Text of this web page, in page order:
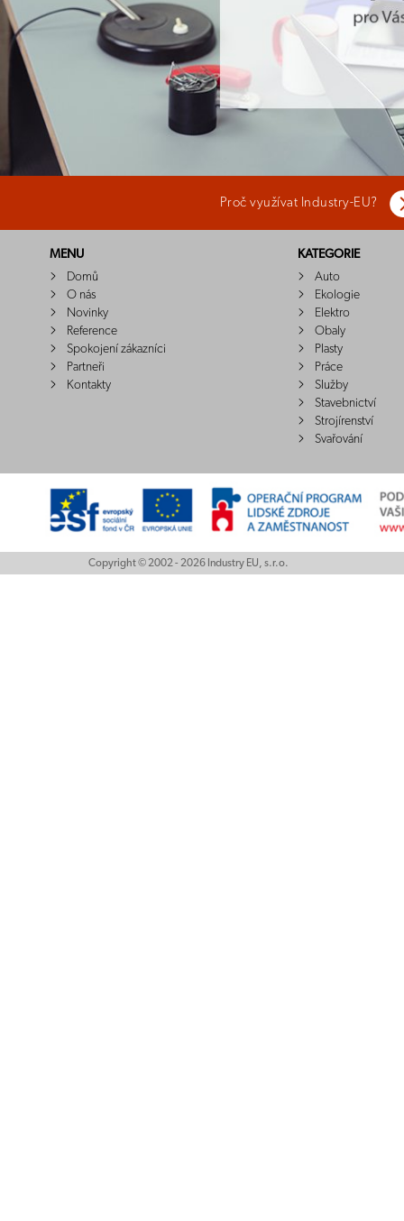
Proč využívat Industry-EU?
MENU
Domů
O nás
Novinky
Reference
Spokojení zákazníci
Partneři
Kontakty
KATEGORIE
Auto
Ekologie
Elektro
Obaly
Plasty
Práce
Služby
Stavebnictví
Strojírenství
Svařování
Copyright © 2002 - 2026 Industry EU, s.r.o.